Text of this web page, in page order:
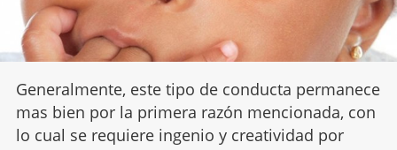
Generalmente, este tipo de conducta permanece
mas bien por la primera razón mencionada, con
lo cual se requiere ingenio y creatividad por